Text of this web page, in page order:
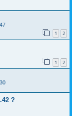
1 2
1 2
?